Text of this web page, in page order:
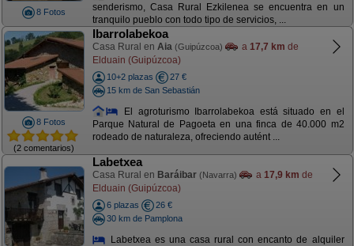
8 Fotos
senderismo, Casa Rural Ezkilenea se encuentra en un
tranquilo pueblo con todo tipo de servicios, ...
8 Fotos
(2 comentarios)
Ibarrolabekoa
Casa Rural en Aia (Guipúzcoa) a 17,7 km de
Elduain (Guipúzcoa)
10+2 plazas
27 €
15 km de San Sebastián
El agroturismo Ibarrolabekoa está situado en el
Parque Natural de Pagoeta en una finca de 40.000 m2
rodeado de naturaleza, ofreciendo autént ...
Labetxea
Casa Rural en Baráibar (Navarra) a 17,9 km de
Elduain (Guipúzcoa)
6 plazas
26 €
30 km de Pamplona
Labetxea es una casa rural con encanto de alquiler